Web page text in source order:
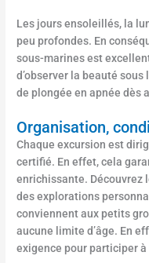
Les jours ensoleillés, la
peu profondes. En
sous-marines est
d’observer la beauté
de plongée en apnée dès
Organisation,
Chaque excursion est
certifié. En effet, cela
enrichissante. Découvrez
des explorations
conviennent aux petits
aucune limite d’âge. En
exigence pour participer